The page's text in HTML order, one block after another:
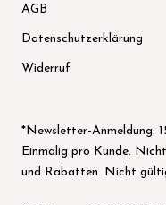
AGB
Datenschutzerklärung
Widerruf
*Newsletter-Anmeldung:
Einmalig pro Kunde.
und Rabatten. Nicht